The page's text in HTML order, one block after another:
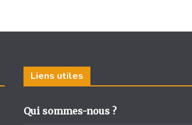
Liens utiles
Qui sommes-nous ?